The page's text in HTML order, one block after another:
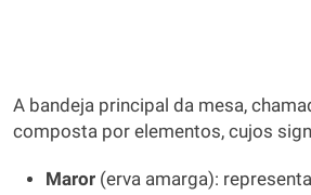
A bandeja principal da mesa,
composta por elementos, cujos
Maror (erva amarga):